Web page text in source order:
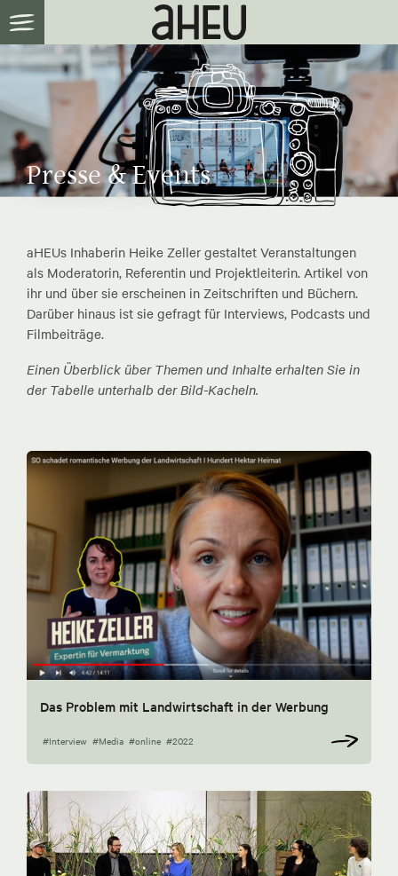
Presse & Events
aHEUs Inhaberin Heike Zeller gestaltet Veranstaltungen
als Moderatorin, Referentin und Projektleiterin. Artikel von
ihr und über sie erscheinen in Zeitschriften und Büchern.
Darüber hinaus ist sie gefragt für Interviews, Podcasts und
Filmbeiträge.
Einen Überblick über Themen und Inhalte erhalten Sie in
der Tabelle unterhalb der Bild-Kacheln.
Das Problem mit Landwirtschaft in der Werbung
#Interview #Media #online #2022